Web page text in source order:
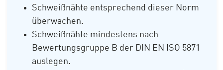
Schweißnähte entsprechend dieser Norm
überwachen.
Schweißnähte mindestens nach
Bewertungsgruppe B der DIN EN ISO 5871
auslegen.